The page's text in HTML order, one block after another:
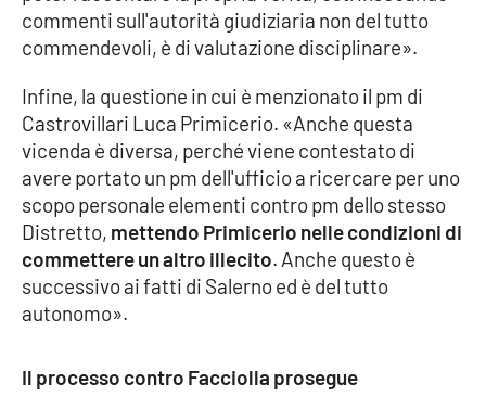
commenti sull'autorità giudiziaria non del tutto
commendevoli, è di valutazione disciplinare».
Infine, la questione in cui è menzionato il pm di
Castrovillari Luca Primicerio. «Anche questa
vicenda è diversa, perché viene contestato di
avere portato un pm dell'ufficio a ricercare per uno
scopo personale elementi contro pm dello stesso
Distretto, mettendo Primicerio nelle condizioni di
commettere un altro illecito. Anche questo è
successivo ai fatti di Salerno ed è del tutto
autonomo».
Il processo contro Facciolla prosegue